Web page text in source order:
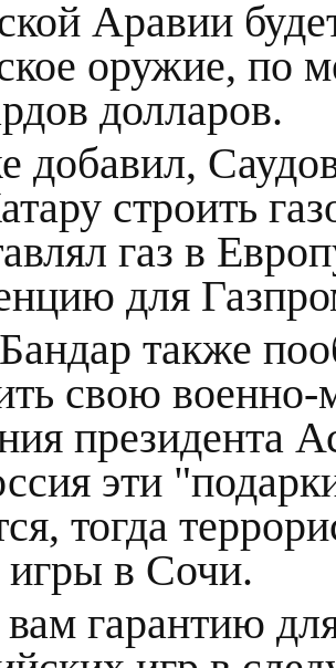
Аравии
оружие, по
долларов.
добавил,
строить
газ в
для
также
свою
президента
эти
тогда
игры в Сочи.
гарантию